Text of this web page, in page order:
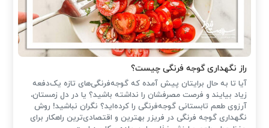
راز نگهداری گوجه فرنگی چیست؟
آیا تا به حال برایتان پیش آمده که گوجه‌فرنگی‌های تازه یک‌دفعه
زیاد بیایند و فرصت مصرفشان را نداشته باشید؟ یا در دل زمستان،
آرزوی طعم تابستانی گوجه‌فرنگی را کرده‌اید؟ نگران نباشید! روش
نگهداری گوجه فرنگی در فریزر بهترین و اقتصادی‌ترین راهکار برای